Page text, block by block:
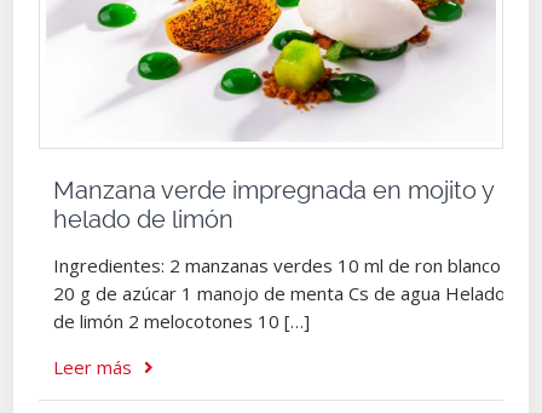
Manzana verde impregnada en mojito y
helado de limón
Ingredientes: 2 manzanas verdes 10 ml de ron blanco
20 g de azúcar 1 manojo de menta Cs de agua Helado
de limón 2 melocotones 10 […]
Leer más